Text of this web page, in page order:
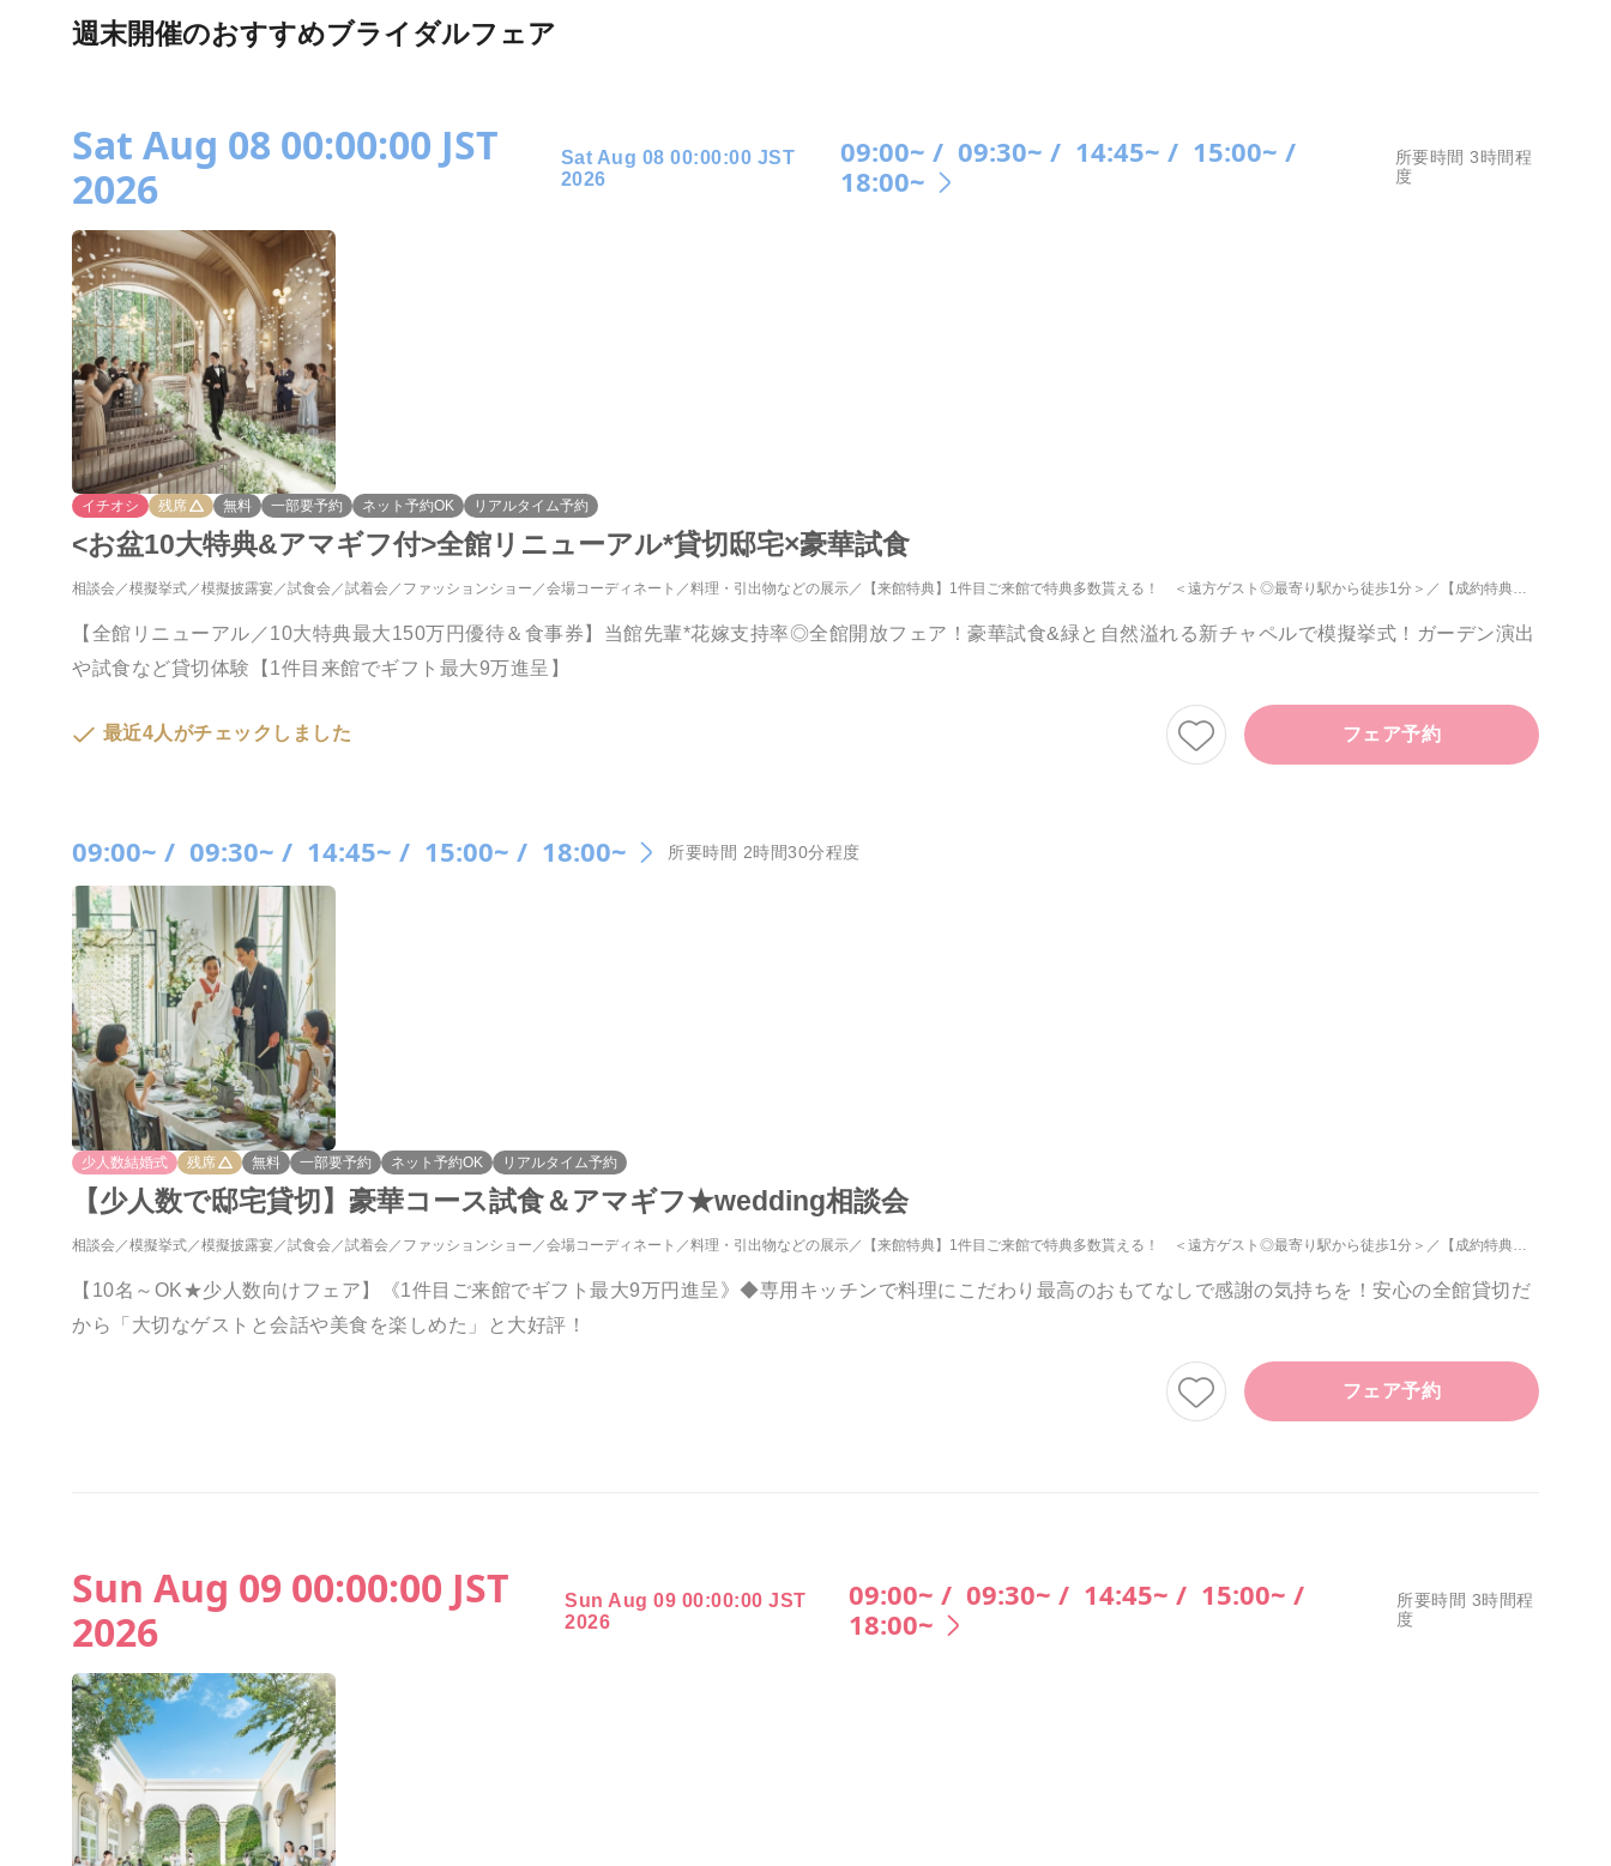
週末開催のおすすめブライダルフェア
Sat Aug 08 00:00:00 JST
2026
Sat Aug 08 00:00:00 JST
2026
09:00~ / 09:30~ / 14:45~ / 15:00~ /
18:00~
所要時間 3時間程
度
イチオシ 残席 無料 一部要予約 ネット予約OK リアルタイム予約
<お盆10大特典&アマギフ付>全館リニューアル*貸切邸宅×豪華試食
相談会 模擬挙式 模擬披露宴 試食会 試着会 ファッションショー 会場コーディネート 料理・引出物などの展示 【来館特典】1件目ご来館で特典多数貰える！ ＜遠方ゲスト◎最寄り駅から徒歩1分＞ 【成約特典】1件目ご来館で最大150万円優待！お得が叶う
【全館リニューアル／10大特典最大150万円優待＆食事券】当館先輩*花嫁支持率◎全館開放フェア！豪華試食&緑と自然溢れる新チャペルで模擬挙式！ガーデン演出
や試食など貸切体験【1件目来館でギフト最大9万進呈】
最近4人がチェックしました フェア予約
09:00~ / 09:30~ / 14:45~ / 15:00~ / 18:00~ 所要時間 2時間30分程度
少人数結婚式 残席 無料 一部要予約 ネット予約OK リアルタイム予約
【少人数で邸宅貸切】豪華コース試食＆アマギフ★wedding相談会
相談会 模擬挙式 模擬披露宴 試食会 試着会 ファッションショー 会場コーディネート 料理・引出物などの展示 【来館特典】1件目ご来館で特典多数貰える！ ＜遠方ゲスト◎最寄り駅から徒歩1分＞ 【成約特典】1件目ご来館で最大100万円優待！お得が叶う
【10名～OK★少人数向けフェア】《1件目ご来館でギフト最大9万円進呈》◆専用キッチンで料理にこだわり最高のおもてなしで感謝の気持ちを！安心の全館貸切だ
から「大切なゲストと会話や美食を楽しめた」と大好評！
フェア予約
Sun Aug 09 00:00:00 JST
2026
Sun Aug 09 00:00:00 JST
2026
09:00~ / 09:30~ / 14:45~ / 15:00~ /
18:00~
所要時間 3時間程
度